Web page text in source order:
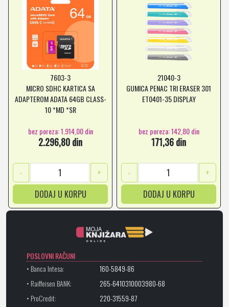
7603-3
MICRO SDHC KARTICA SA
ADAPTEROM ADATA 64GB CLASS-
10 *MD *SR
bez poreza: 1.914,00 din
2.296,80 din
-
+
DODAJ U KORPU
21040-3
GUMICA PENAC TRI ERASER 301
ET0401-35 DISPLAY
bez poreza: 142,80 din
171,36 din
-
+
DODAJ U KORPU
POSLOVNI RAČUNI
• Banca Intesa:
160-5849-86
• Raiffeisen BANK:
265-6410310003980-68
• ProCredit:
220-31559-87